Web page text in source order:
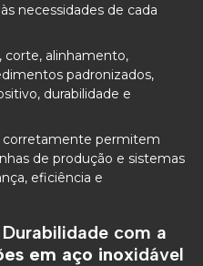
necessidades de cada
corte, alinhamento,
padronizados,
durabilidade e
corretamente permitem
de produção e sistemas
eficiência e
com a
em aço inoxidável